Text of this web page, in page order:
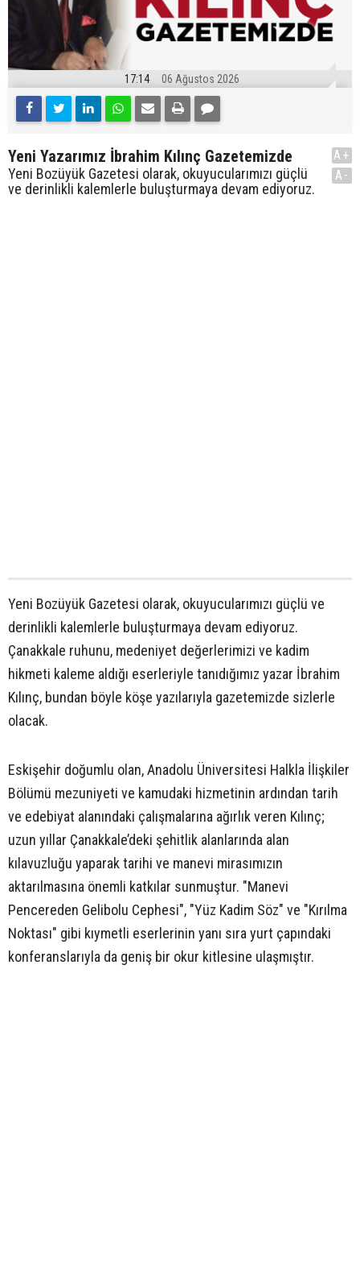
17:14 06 Ağustos 2026
Yeni Yazarımız İbrahim Kılınç Gazetemizde
Yeni Bozüyük Gazetesi olarak, okuyucularımızı güçlü
ve derinlikli kalemlerle buluşturmaya devam ediyoruz.
A+
A-
Yeni Bozüyük Gazetesi olarak, okuyucularımızı güçlü ve
derinlikli kalemlerle buluşturmaya devam ediyoruz.
Çanakkale ruhunu, medeniyet değerlerimizi ve kadim
hikmeti kaleme aldığı eserleriyle tanıdığımız yazar İbrahim
Kılınç, bundan böyle köşe yazılarıyla gazetemizde sizlerle
olacak.
Eskişehir doğumlu olan, Anadolu Üniversitesi Halkla İlişkiler
Bölümü mezuniyeti ve kamudaki hizmetinin ardından tarih
ve edebiyat alanındaki çalışmalarına ağırlık veren Kılınç;
uzun yıllar Çanakkale’deki şehitlik alanlarında alan
kılavuzluğu yaparak tarihi ve manevi mirasımızın
aktarılmasına önemli katkılar sunmuştur. "Manevi
Pencereden Gelibolu Cephesi", "Yüz Kadim Söz" ve "Kırılma
Noktası" gibi kıymetli eserlerinin yanı sıra yurt çapındaki
konferanslarıyla da geniş bir okur kitlesine ulaşmıştır.